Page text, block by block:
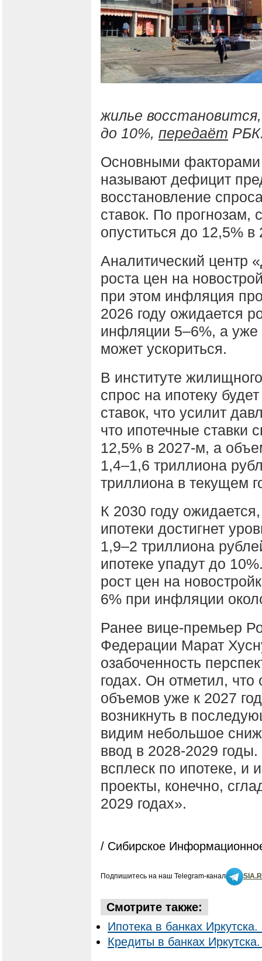
жилье
до 10%, передаёт
Основными факторами
называют дефицит
восстановление
ставок. По прогнозам,
опуститься до 12,5% в
Аналитический центр
роста цен на
при этом инфляция
2026 году ожидается
инфляции 5–6%, а
может ускориться.
В институте
спрос на ипотеку
ставок, что усилит
что ипотечные ставки
12,5% в 2027-м, а
1,4–1,6 триллиона
триллиона в текущем
К 2030 году
ипотеки достигнет
1,9–2 триллиона
ипотеке упадут до
рост цен на
6% при инфляции
Ранее вице-премьер
Федерации Марат
озабоченность
годах. Он отметил, что
объемов уже к 2027
возникнуть в
видим небольшое
ввод в 2028-2029
всплеск по ипотеке, и
проекты, конечно,
2029 годах».
/ Сибирское
Подпишитесь на наш Telegram-канал
Смотрите также:
Ипотека в банках
Кредиты в банках